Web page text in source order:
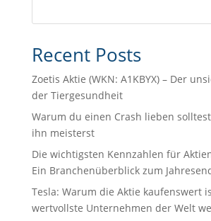
Recent Posts
Zoetis Aktie (WKN: A1KBYX) – Der
der Tiergesundheit
Warum du einen Crash lieben
ihn meisterst
Die wichtigsten Kennzahlen für
Ein Branchenüberblick zum
Tesla: Warum die Aktie kaufenswert
wertvollste Unternehmen der Welt